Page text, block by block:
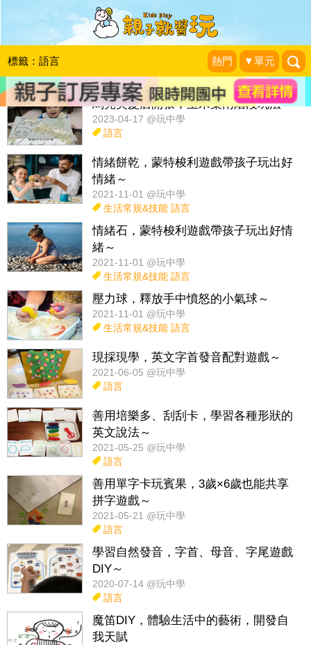
標籤：語言 熱門 ▼單元
話題： 生活常規&技能
簡單玩感統
生活常規檢核表diy
馬兒美髮店開張，玉米葉兩階段玩法～
2023-04-17 @玩中學
語言
情緒餅乾，蒙特梭利遊戲帶孩子玩出好
情緒～
2021-11-01 @玩中學
生活常規&技能 語言
情緒石，蒙特梭利遊戲帶孩子玩出好情
緒～
2021-11-01 @玩中學
生活常規&技能 語言
壓力球，釋放手中憤怒的小氣球～
2021-11-01 @玩中學
生活常規&技能 語言
現採現學，英文字首發音配對遊戲～
2021-06-05 @玩中學
語言
善用培樂多、刮刮卡，學習各種形狀的
英文說法～
2021-05-25 @玩中學
語言
善用單字卡玩賓果，3歲×6歲也能共享
拼字遊戲～
2021-05-21 @玩中學
語言
學習自然發音，字首、母音、字尾遊戲
DIY～
2020-07-14 @玩中學
語言
魔笛DIY，體驗生活中的藝術，開發自
我天賦